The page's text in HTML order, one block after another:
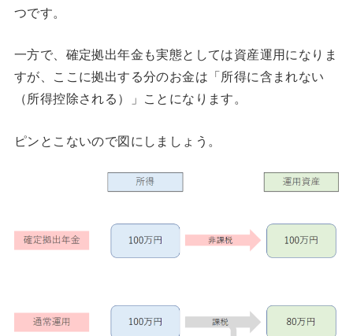
つです。
一方で、確定拠出年金も実態としては資産運用になりま
すが、ここに拠出する分のお金は「所得に含まれない
（所得控除される）」ことになります。
ピンとこないので図にしましょう。